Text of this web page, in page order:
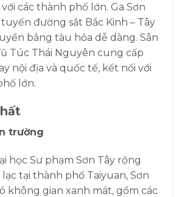
các thành phố lớn. Ga Sơn
đường sắt Bắc Kinh – Tây
bằng tàu hỏa dễ dàng. Sân
Túc Thái Nguyên cung cấp
nội địa và quốc tế, kết nối với
lớn.
trường
học Sư phạm Sơn Tây rộng
lạc tại thành phố Taiyuan, Sơn
không gian xanh mát, gồm các